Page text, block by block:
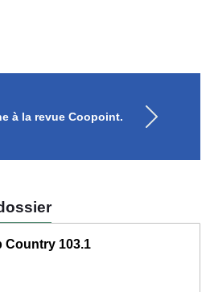
à la revue Coopoint.
Country 103.1